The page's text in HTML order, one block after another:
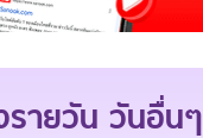
รายวัน วันอื่นๆ